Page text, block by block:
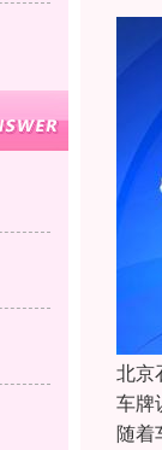
北京
车牌
随着